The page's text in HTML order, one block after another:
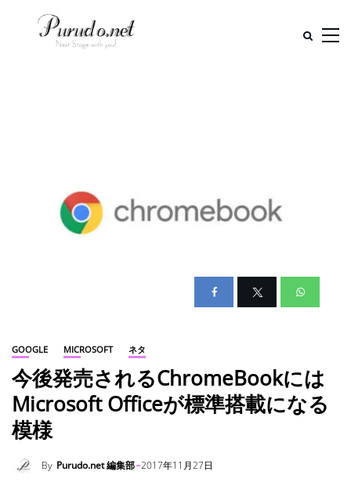
GOOGLE MICROSOFT ネタ
今後発売されるChromeBookには
Microsoft Officeが標準搭載になる
模様
By Purudo.net 編集部 2017年11月27日